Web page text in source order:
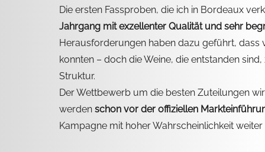
Die ersten Fassproben, die ich in Bordeaux
Jahrgang mit exzellenter Qualität und sehr
Herausforderungen haben dazu geführt,
konnten – doch die Weine, die entstanden
Struktur.
Der Wettbewerb um die besten Zuteilungen
werden schon vor der offiziellen
Kampagne mit hoher Wahrscheinlichkeit weiter